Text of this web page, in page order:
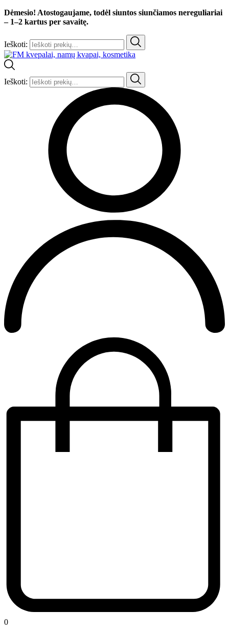
Dėmesio! Atostogaujame, todėl siuntos siunčiamos nereguliariai
– 1–2 kartus per savaitę.
Ieškoti:
Ieškoti:
0